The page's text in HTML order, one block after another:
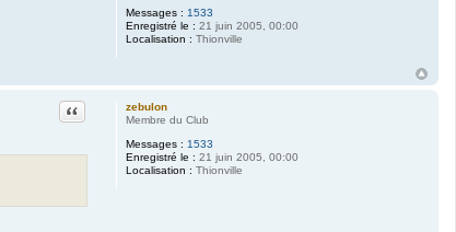
Messages : 1533
Enregistré le : 21 juin 2005, 00:00
Localisation : Thionville
zebulon
Membre du Club
Messages : 1533
Enregistré le : 21 juin 2005, 00:00
Localisation : Thionville
Citation